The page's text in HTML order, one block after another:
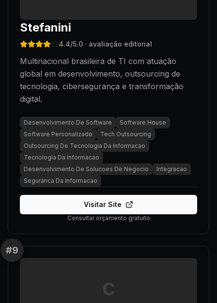
Stefanini
4.4/5.0 · avaliação editorial
Multinacional brasileira de TI com atuação
global em desenvolvimento, outsourcing de
tecnologia, cibersegurança e transformação
digital.
Desenvolvimento De Software
Software House
Software Personalizado
Tech Outsourcing
Outsourcing De Tecnologia Da Informacao
Tecnologia Da Informacao
Desenvolvimento De Solucoes De Negocio
Integracao
Seguranca Da Informacao
Visitar Site
Consultar orçamento gratuito
#9
C